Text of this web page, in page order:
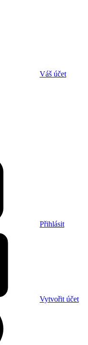
Váš účet
Přihlásit
Vytvořit účet